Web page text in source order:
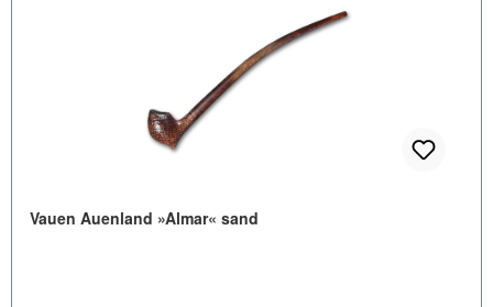
Vauen Auenland »Almar« sand